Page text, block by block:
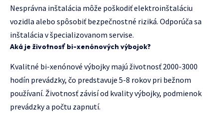
Nesprávna inštalácia môže poškodiť elektroinštaláciu
vozidla alebo spôsobiť bezpečnostné riziká. Odporúča sa
inštalácia v špecializovanom servise.
Aká je životnosť bi-xenónových výbojok?
Kvalitné bi-xenónové výbojky majú životnosť 2000-3000
hodín prevádzky, čo predstavuje 5-8 rokov pri bežnom
používaní. Životnosť závisí od kvality výbojky, podmienok
prevádzky a počtu zapnutí.